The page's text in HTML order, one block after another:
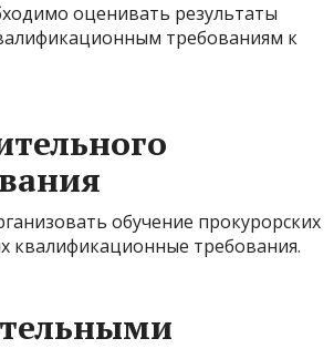
оценивать результаты
требованиям к
обучение прокурорских
квалификационные требования.